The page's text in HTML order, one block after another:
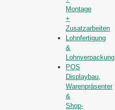
Montage
+
Zusatzarbeiten
Lohnfertigung
&
Lohnverpackung
POS
Displaybau,
Warenpräsenter
&
Shop-